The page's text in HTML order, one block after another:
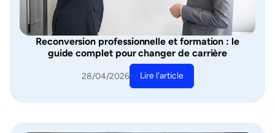
Reconversion professionnelle et formation : le
guide complet pour changer de carrière
28/04/2026 Lire l'article